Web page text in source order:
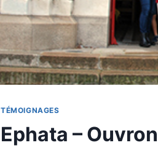
TÉMOIGNAGES
Ephata –